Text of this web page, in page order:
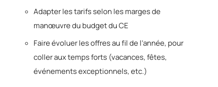
Adapter les tarifs selon les marges de
manœuvre du budget du CE
Faire évoluer les offres au fil de l’année, pour
coller aux temps forts (vacances, fêtes,
événements exceptionnels, etc.)